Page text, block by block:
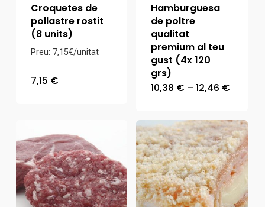
Croquetes de
pollastre rostit
(8 units)
Preu: 7,15€/unitat
7,15 €
Hamburguesa
de poltre
qualitat
premium al teu
gust (4x 120
grs)
10,38 € – 12,46 €
a
12,46 €